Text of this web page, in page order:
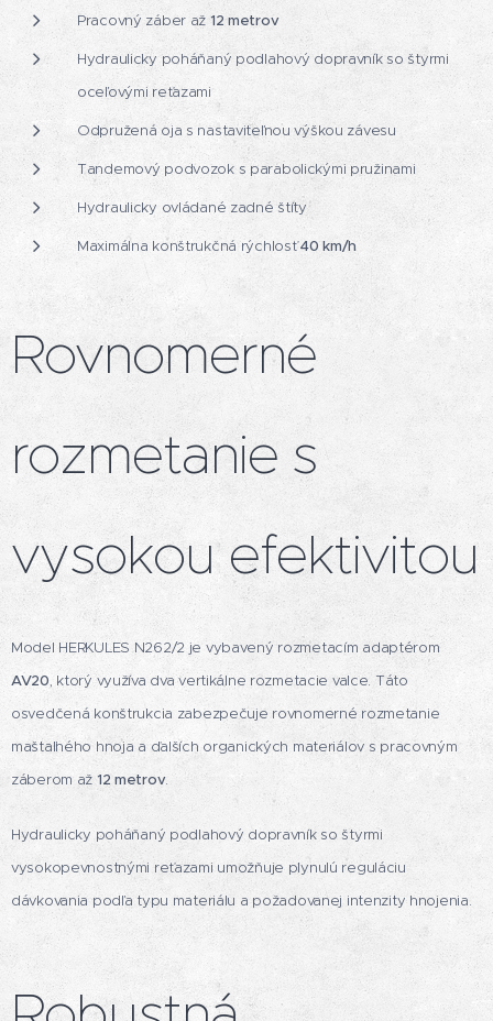
Pracovný záber až 12 metrov
Hydraulicky poháňaný podlahový dopravník so štyrmi
oceľovými reťazami
Odpružená oja s nastaviteľnou výškou závesu
Tandemový podvozok s parabolickými pružinami
Hydraulicky ovládané zadné štíty
Maximálna konštrukčná rýchlosť40 km/h
Rovnomerné
rozmetanie s
vysokou efektivitou
Model HERKULES N262/2 je vybavený rozmetacím adaptérom
AV20, ktorý využíva dva vertikálne rozmetacie valce. Táto
osvedčená konštrukcia zabezpečuje rovnomerné rozmetanie
maštaľného hnoja a ďalších organických materiálov s pracovným
záberom až 12 metrov.
Hydraulicky poháňaný podlahový dopravník so štyrmi
vysokopevnostnými reťazami umožňuje plynulú reguláciu
dávkovania podľa typu materiálu a požadovanej intenzity hnojenia.